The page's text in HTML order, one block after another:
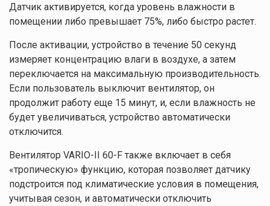
Датчик активируется, когда уровень влажности в
помещении либо превышает 75%, либо быстро растет.
После активации, устройство в течение 50 секунд
измеряет концентрацию влаги в воздухе, а затем
переключается на максимальную производительность.
Если пользователь выключит вентилятор, он
продолжит работу еще 15 минут, и, если влажность не
будет увеличиваться, устройство автоматически
отключится.
Вентилятор VARIO-II 60-F также включает в себя
«тропическую» функцию, которая позволяет датчику
подстроится под климатические условия в помещения,
учитывая сезон, и автоматически отключить